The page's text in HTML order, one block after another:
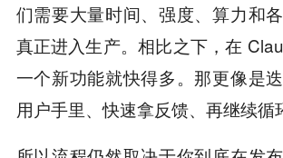
们需要大量时间、强度、算力和
真正进入生产。相比之下，在
一个新功能就快得多。那更像是
用户手里、快速拿反馈、再继续循